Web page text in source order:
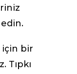
için bir
Tıpkı